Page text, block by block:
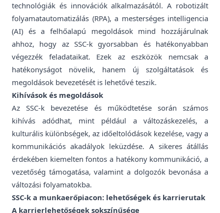
technológiák és innovációk alkalmazásától. A robotizált
folyamatautomatizálás (RPA), a mesterséges intelligencia
(AI) és a felhőalapú megoldások mind hozzájárulnak
ahhoz, hogy az SSC-k gyorsabban és hatékonyabban
végezzék feladataikat. Ezek az eszközök nemcsak a
hatékonyságot növelik, hanem új szolgáltatások és
megoldások bevezetését is lehetővé teszik.
Kihívások és megoldások
Az SSC-k bevezetése és működtetése során számos
kihívás adódhat, mint például a változáskezelés, a
kulturális különbségek, az időeltolódások kezelése, vagy a
kommunikációs akadályok leküzdése. A sikeres átállás
érdekében kiemelten fontos a hatékony kommunikáció, a
vezetőség támogatása, valamint a dolgozók bevonása a
változási folyamatokba.
SSC-k a munkaerőpiacon: lehetőségek és karrierutak
A karrierlehetőségek sokszínűsége